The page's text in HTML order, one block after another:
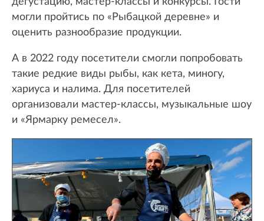
могли пройтись по «Рыбацкой деревне» и
оценить разнообразие продукции.
А в 2022 году посетители смогли попробовать
такие редкие виды рыбы, как кета, миногу,
хариуса и налима. Для посетителей
организовали мастер-классы, музыкальные шоу
и «Ярмарку ремесел».